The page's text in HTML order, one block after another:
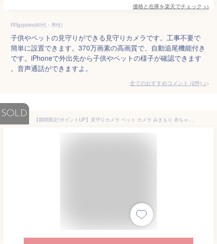
価格と在庫を楽天でチェック >>
RRgypsies(60代・男性)
子供やペットの見守りができる見守りカメラです。工事不要で
簡単に設置できます。370万画素の高画質で、自動追尾機能付き
です。iPhoneで外出先から子供やペットの様子が確認できます
。音声通話ができますよ。
全てのおすすめコメント (2件) >
SOLD
【期間限定!ポイントUP】見守りカメラ ペット カメラ みまもり 赤ちゃん 介護 300万画素 3mp 5G 2.4G 5GHz 対応 室内 Wi-Fi 高画質 双方向 通話 会話 音声 壁 天井 取り付け iPhone対応 夜間 AI 人体検知 動体検知 通知 追尾 録画 SDカード録画 上書き 子供 こども